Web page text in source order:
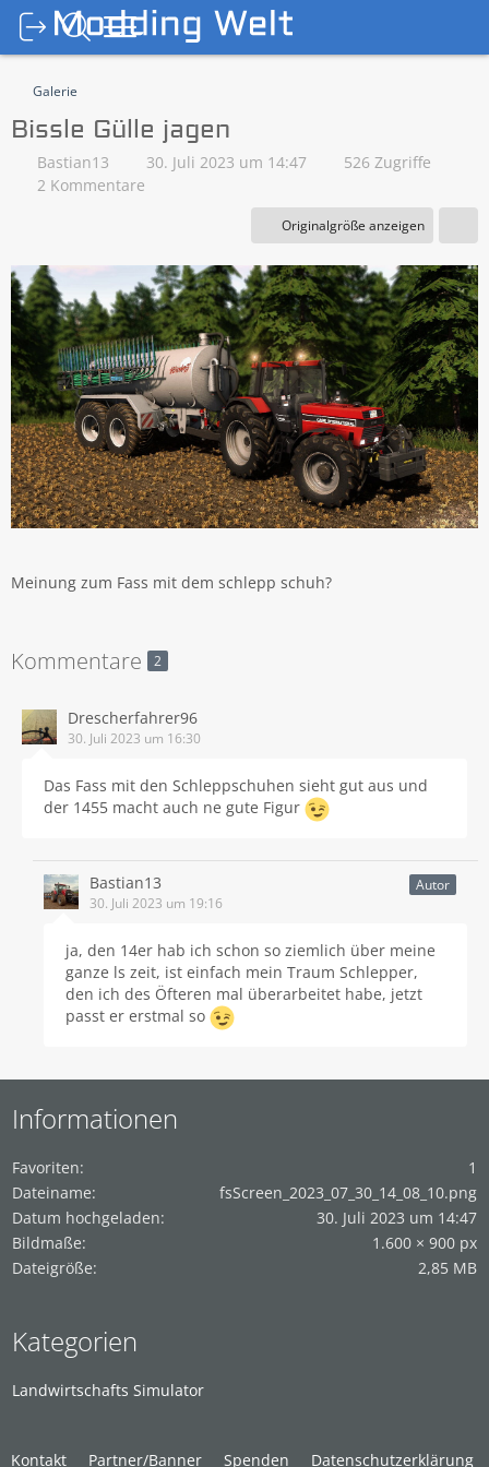
Galerie
Bissle Gülle jagen
Bastian13 30. Juli 2023 um 14:47
526 Zugriffe
2 Kommentare
Originalgröße anzeigen
Meinung zum Fass mit dem schlepp schuh?
Kommentare 2
Drescherfahrer96
30. Juli 2023 um 16:30
Das Fass mit den Schleppschuhen sieht gut aus und
der 1455 macht auch ne gute Figur
Bastian13
30. Juli 2023 um 19:16
Autor
ja, den 14er hab ich schon so ziemlich über meine
ganze ls zeit, ist einfach mein Traum Schlepper,
den ich des Öfteren mal überarbeitet habe, jetzt
passt er erstmal so
Informationen
Favoriten
1
Dateiname
fsScreen_2023_07_30_14_08_10.png
Datum hochgeladen
30. Juli 2023 um 14:47
Bildmaße
1.600 × 900 px
Dateigröße
2,85 MB
Kategorien
Landwirtschafts Simulator
Kontakt Partner/Banner Spenden Datenschutzerklärung